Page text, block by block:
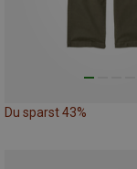
Du sparst 43%